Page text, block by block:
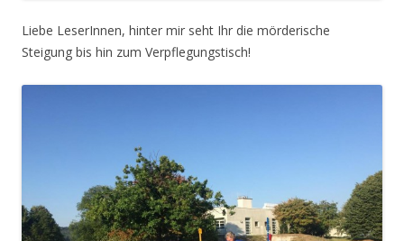
Liebe LeserInnen, hinter mir seht Ihr die mörderische
Steigung bis hin zum Verpflegungstisch!